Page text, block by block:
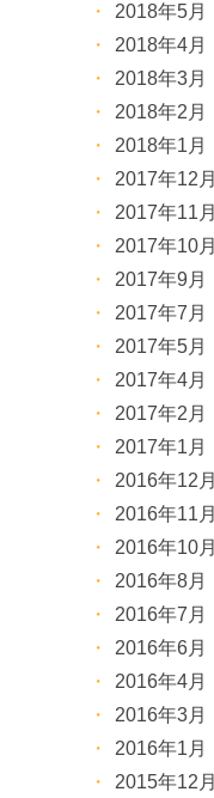
2018年5月
2018年4月
2018年3月
2018年2月
2018年1月
2017年12月
2017年11月
2017年10月
2017年9月
2017年7月
2017年5月
2017年4月
2017年2月
2017年1月
2016年12月
2016年11月
2016年10月
2016年8月
2016年7月
2016年6月
2016年4月
2016年3月
2016年1月
2015年12月